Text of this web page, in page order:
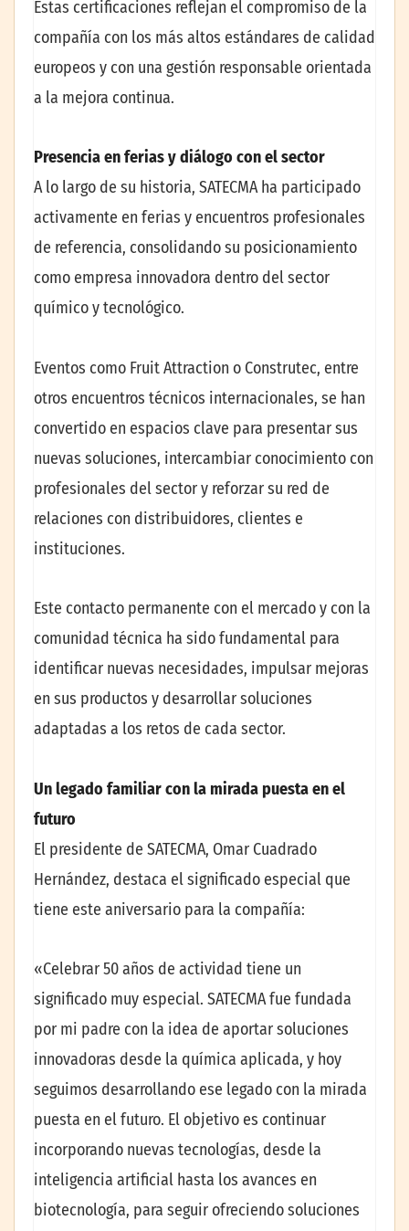
Estas certificaciones reflejan el compromiso de la
compañía con los más altos estándares de calidad
europeos y con una gestión responsable orientada
a la mejora continua.
Presencia en ferias y diálogo con el sector
A lo largo de su historia, SATECMA ha participado
activamente en ferias y encuentros profesionales
de referencia, consolidando su posicionamiento
como empresa innovadora dentro del sector
químico y tecnológico.
Eventos como Fruit Attraction o Construtec, entre
otros encuentros técnicos internacionales, se han
convertido en espacios clave para presentar sus
nuevas soluciones, intercambiar conocimiento con
profesionales del sector y reforzar su red de
relaciones con distribuidores, clientes e
instituciones.
Este contacto permanente con el mercado y con la
comunidad técnica ha sido fundamental para
identificar nuevas necesidades, impulsar mejoras
en sus productos y desarrollar soluciones
adaptadas a los retos de cada sector.
Un legado familiar con la mirada puesta en el
futuro
El presidente de SATECMA, Omar Cuadrado
Hernández, destaca el significado especial que
tiene este aniversario para la compañía:
«Celebrar 50 años de actividad tiene un
significado muy especial. SATECMA fue fundada
por mi padre con la idea de aportar soluciones
innovadoras desde la química aplicada, y hoy
seguimos desarrollando ese legado con la mirada
puesta en el futuro. El objetivo es continuar
incorporando nuevas tecnologías, desde la
inteligencia artificial hasta los avances en
biotecnología, para seguir ofreciendo soluciones